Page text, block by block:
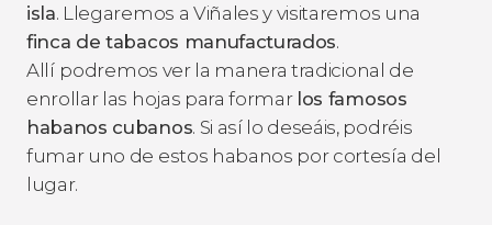
isla. Llegaremos a Viñales y visitaremos una
finca de tabacos manufacturados.
Allí podremos ver la manera tradicional de
enrollar las hojas para formar los famosos
habanos cubanos. Si así lo deseáis, podréis
fumar uno de estos habanos por cortesía del
lugar.